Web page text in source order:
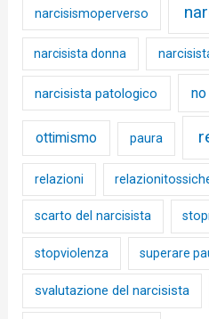
narcisismoperverso
narcisista donna
narcisista patologico
ottimismo paura
relazioni
scarto del narcisista
stopviolenza superare
svalutazione del narcisista